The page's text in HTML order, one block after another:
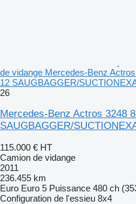
de vidange Mercedes-Benz
12 SAUGBAGGER/
26
Mercedes-Benz Actros 3248
SAUGBAGGER/
115.000 € HT
Camion de vidange
2011
236.455 km
Euro Euro 5 Puissance 480 ch
Configuration de l'essieu 8x4